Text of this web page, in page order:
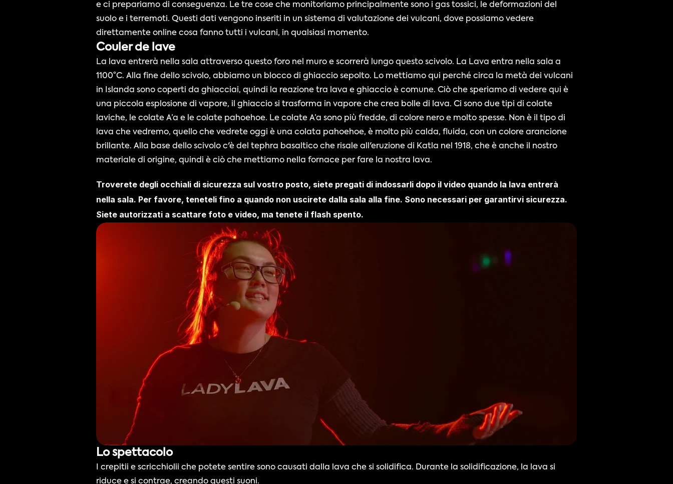
e ci prepariamo di conseguenza. Le tre cose che monitoriamo principalmente sono i gas tossici, le deformazioni del
suolo e i terremoti. Questi dati vengono inseriti in un sistema di valutazione dei vulcani, dove possiamo vedere
direttamente online cosa fanno tutti i vulcani, in qualsiasi momento.
Couler de lave
La lava entrerà nella sala attraverso questo foro nel muro e scorrerà lungo questo scivolo. La Lava entra nella sala a
1100°C. Alla fine dello scivolo, abbiamo un blocco di ghiaccio sepolto. Lo mettiamo qui perché circa la metà dei vulcani
in Islanda sono coperti da ghiacciai, quindi la reazione tra lava e ghiaccio è comune. Ciò che speriamo di vedere qui è
una piccola esplosione di vapore, il ghiaccio si trasforma in vapore che crea bolle di lava. Ci sono due tipi di colate
laviche, le colate A’a e le colate pahoehoe. Le colate A’a sono più fredde, di colore nero e molto spesse. Non è il tipo di
lava che vedremo, quello che vedrete oggi è una colata pahoehoe, è molto più calda, fluida, con un colore arancione
brillante. Alla base dello scivolo c'è del tephra basaltico che risale all'eruzione di Katla nel 1918, che è anche il nostro
materiale di origine, quindi è ciò che mettiamo nella fornace per fare la nostra lava.
Troverete degli occhiali di sicurezza sul vostro posto, siete pregati di indossarli dopo il video quando la lava entrerà
nella sala. Per favore, teneteli fino a quando non uscirete dalla sala alla fine. Sono necessari per garantirvi sicurezza.
Siete autorizzati a scattare foto e video, ma tenete il flash spento.
Lo spettacolo
I crepitii e scricchiolii che potete sentire sono causati dalla lava che si solidifica. Durante la solidificazione, la lava si
riduce e si contrae, creando questi suoni.